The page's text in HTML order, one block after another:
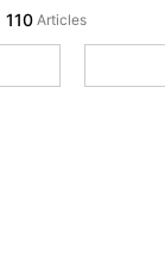
110 Articles